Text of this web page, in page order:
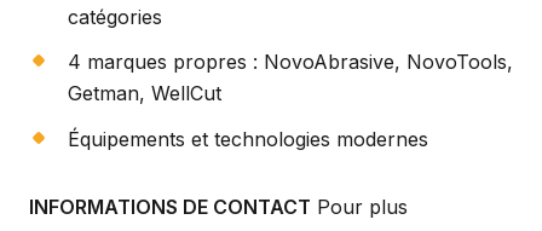
catégories
4 marques propres : NovoAbrasive, NovoTools,
Getman, WellCut
Équipements et technologies modernes
INFORMATIONS DE CONTACT Pour plus